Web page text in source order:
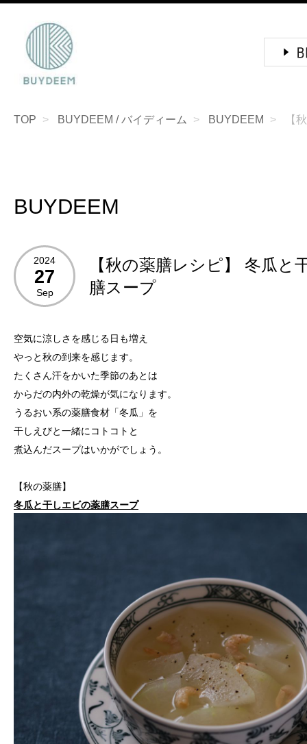
TOP BUYDEEM / バイディーム BUYDEEM 【
BUYDEEM
2024
27
Sep
【秋の薬膳レシピ】 冬瓜と
膳スープ
空気に涼しさを感じる日も増え
やっと秋の到来を感じます。
たくさん汗をかいた季節のあとは
からだの内外の乾燥が気になります。
うるおい系の薬膳食材「冬瓜」を
干しえびと一緒にコトコトと
煮込んだスープはいかがでしょう。
【秋の薬膳】
冬瓜と干しエビの薬膳スープ